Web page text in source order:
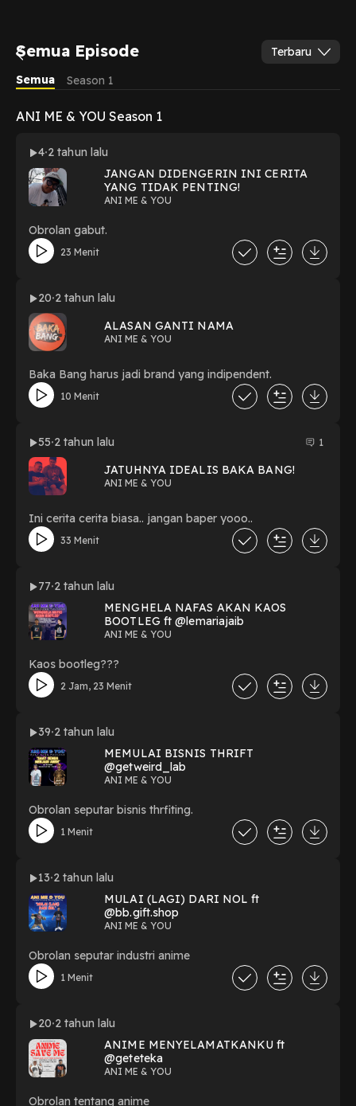
Semua Episode
Terbaru
Semua
Season 1
ANI ME & YOU Season 1
4 2 tahun lalu
JANGAN DIDENGERIN INI CERITA
YANG TIDAK PENTING!
ANI ME & YOU
Obrolan gabut.
23 Menit
20 2 tahun lalu
ALASAN GANTI NAMA
ANI ME & YOU
Baka Bang harus jadi brand yang indipendent.
10 Menit
55 2 tahun lalu 1
JATUHNYA IDEALIS BAKA BANG!
ANI ME & YOU
Ini cerita cerita biasa.. jangan baper yooo..
33 Menit
77 2 tahun lalu
MENGHELA NAFAS AKAN KAOS
BOOTLEG ft @lemariajaib
ANI ME & YOU
Kaos bootleg???
2 Jam, 23 Menit
39 2 tahun lalu
MEMULAI BISNIS THRIFT
@getweird_lab
ANI ME & YOU
Obrolan seputar bisnis thrfiting.
1 Menit
13 2 tahun lalu
MULAI (LAGI) DARI NOL ft
@bb.gift.shop
ANI ME & YOU
Obrolan seputar industri anime
1 Menit
20 2 tahun lalu
ANIME MENYELAMATKANKU ft
@geteteka
ANI ME & YOU
Obrolan tentang anime